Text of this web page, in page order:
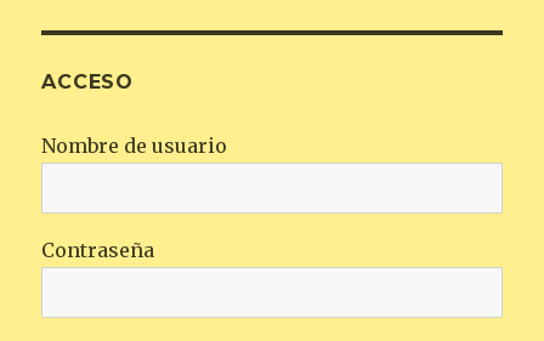
ACCESO
Nombre de usuario
Contraseña